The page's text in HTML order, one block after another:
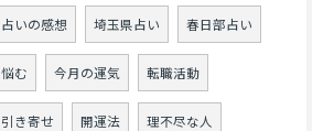
占いの感想 埼玉県占い 春日部占い
悩む 今月の運気 転職活動
引き寄せ 開運法 理不尽な人